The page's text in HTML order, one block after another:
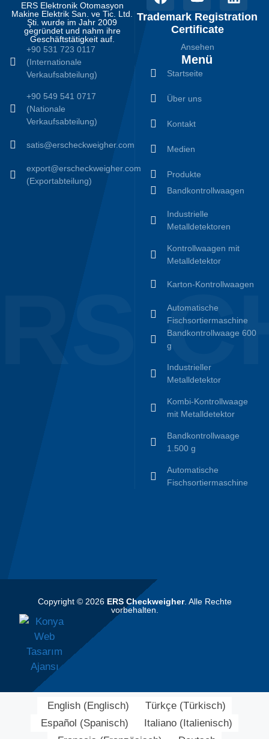
ERS Elektronik Otomasyon
Makine Elektrik San. ve Tic. Ltd.
Şti. wurde im Jahr 2009
gegründet und nahm ihre
Geschäftstätigkeit auf.
+90 531 723 0117
(Internationale
Verkaufsabteilung)
+90 549 541 0717
(Nationale
Verkaufsabteilung)
satis@erscheckweigher.com
export@erscheckweigher.com
(Exportabteilung)
Trademark Registration
Certificate
Ansehen
Menü
Startseite
Über uns
Kontakt
Medien
Produkte
Bandkontrollwaagen
Industrielle
Metalldetektoren
Kontrollwaagen mit
Metalldetektor
Karton-Kontrollwaagen
Automatische
Fischsortiermaschine
Bandkontrollwaage 600
g
Industrieller
Metalldetektor
Kombi-Kontrollwaage
mit Metalldetektor
Bandkontrollwaage
1.500 g
Automatische
Fischsortiermaschine
Copyright © 2026 ERS Checkweigher. Alle Rechte
vorbehalten.
English (Englisch) Türkçe(Türkisch)
Español (Spanisch) Italiano (Italienisch)